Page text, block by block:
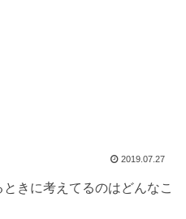
2019.07.27
きに考えてるのはどんなこ